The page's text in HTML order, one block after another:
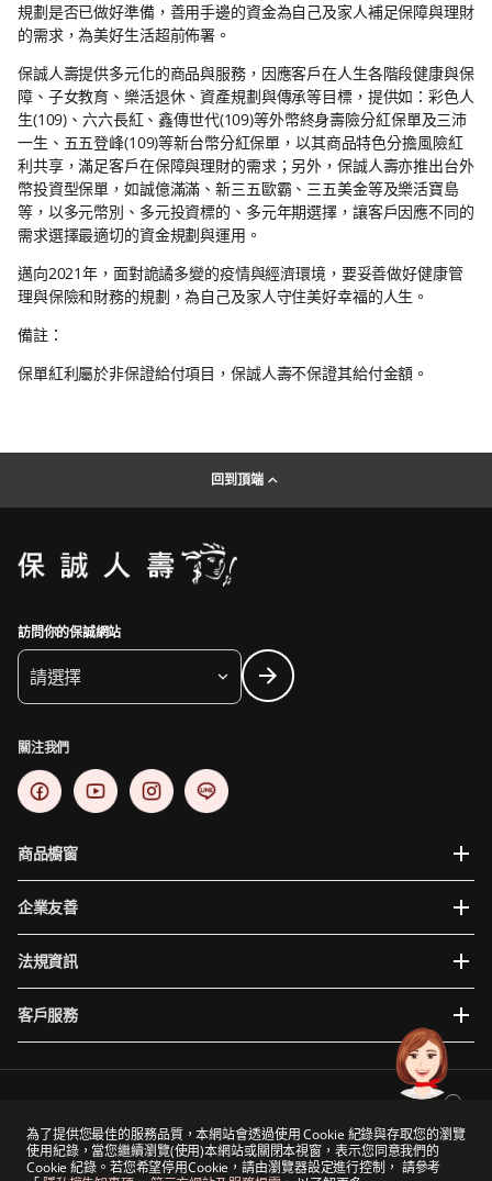
規劃是否已做好準備，善用手邊的資金為自己及家人補足保障與理財
的需求，為美好生活超前佈署。
保誠人壽提供多元化的商品與服務，因應客戶在人生各階段健康與保
障、子女教育、樂活退休、資產規劃與傳承等目標，提供如：彩色人
生(109)、六六長紅、鑫傳世代(109)等外幣終身壽險分紅保單及三沛
一生、五五登峰(109)等新台幣分紅保單，以其商品特色分擔風險紅
利共享，滿足客戶在保障與理財的需求；另外，保誠人壽亦推出台外
幣投資型保單，如誠億滿滿、新三五歐霸、三五美金等及樂活寶島
等，以多元幣別、多元投資標的、多元年期選擇，讓客戶因應不同的
需求選擇最適切的資金規劃與運用。
邁向2021年，面對詭譎多變的疫情與經濟環境，要妥善做好健康管
理與保險和財務的規劃，為自己及家人守住美好幸福的人生。
備註：
保單紅利屬於非保證給付項目，保誠人壽不保證其給付金額。
回到頂端
訪問你的保誠網站
請選擇
關注我們
商品櫥窗
企業友善
法規資訊
客戶服務
保誠集團與保德信金融集團（一家主要營業地點位於美國的公司）及The Prudential
Assurance Company Limited（M&G plc的附屬公司，一家於英國註冊成立的公司）沒有任何
為了提供您最佳的服務品質，本網站會透過使用 Cookie 紀錄與存取您的瀏覽
使用紀錄，當您繼續瀏覽(使用)本網站或關閉本視窗，表示您同意我們的
Cookie 紀錄。若您希望停用Cookie，請由瀏覽器設定進行控制， 請參考